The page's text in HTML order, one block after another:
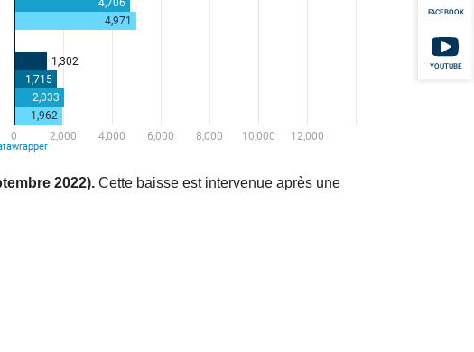
FACEBOOK
YOUTUBE
2022). Cette baisse est intervenue après une